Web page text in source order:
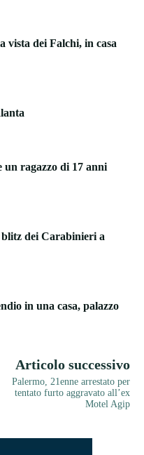
vista dei Falchi, in casa
un ragazzo di 17 anni
dei Carabinieri a
in una casa, palazzo
Articolo successivo
Palermo, 21enne arrestato per
tentato furto aggravato all’ex
Motel Agip